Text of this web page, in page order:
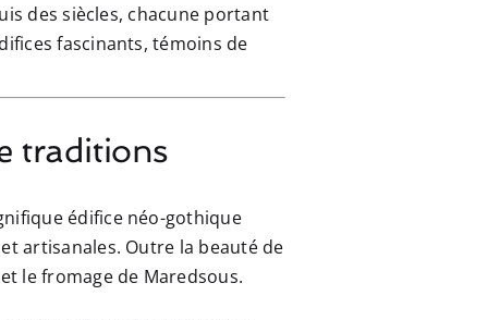
des siècles, chacune portant
fascinants, témoins de
traditions
édifice néo-gothique
artisanales. Outre la beauté de
le fromage de Maredsous.